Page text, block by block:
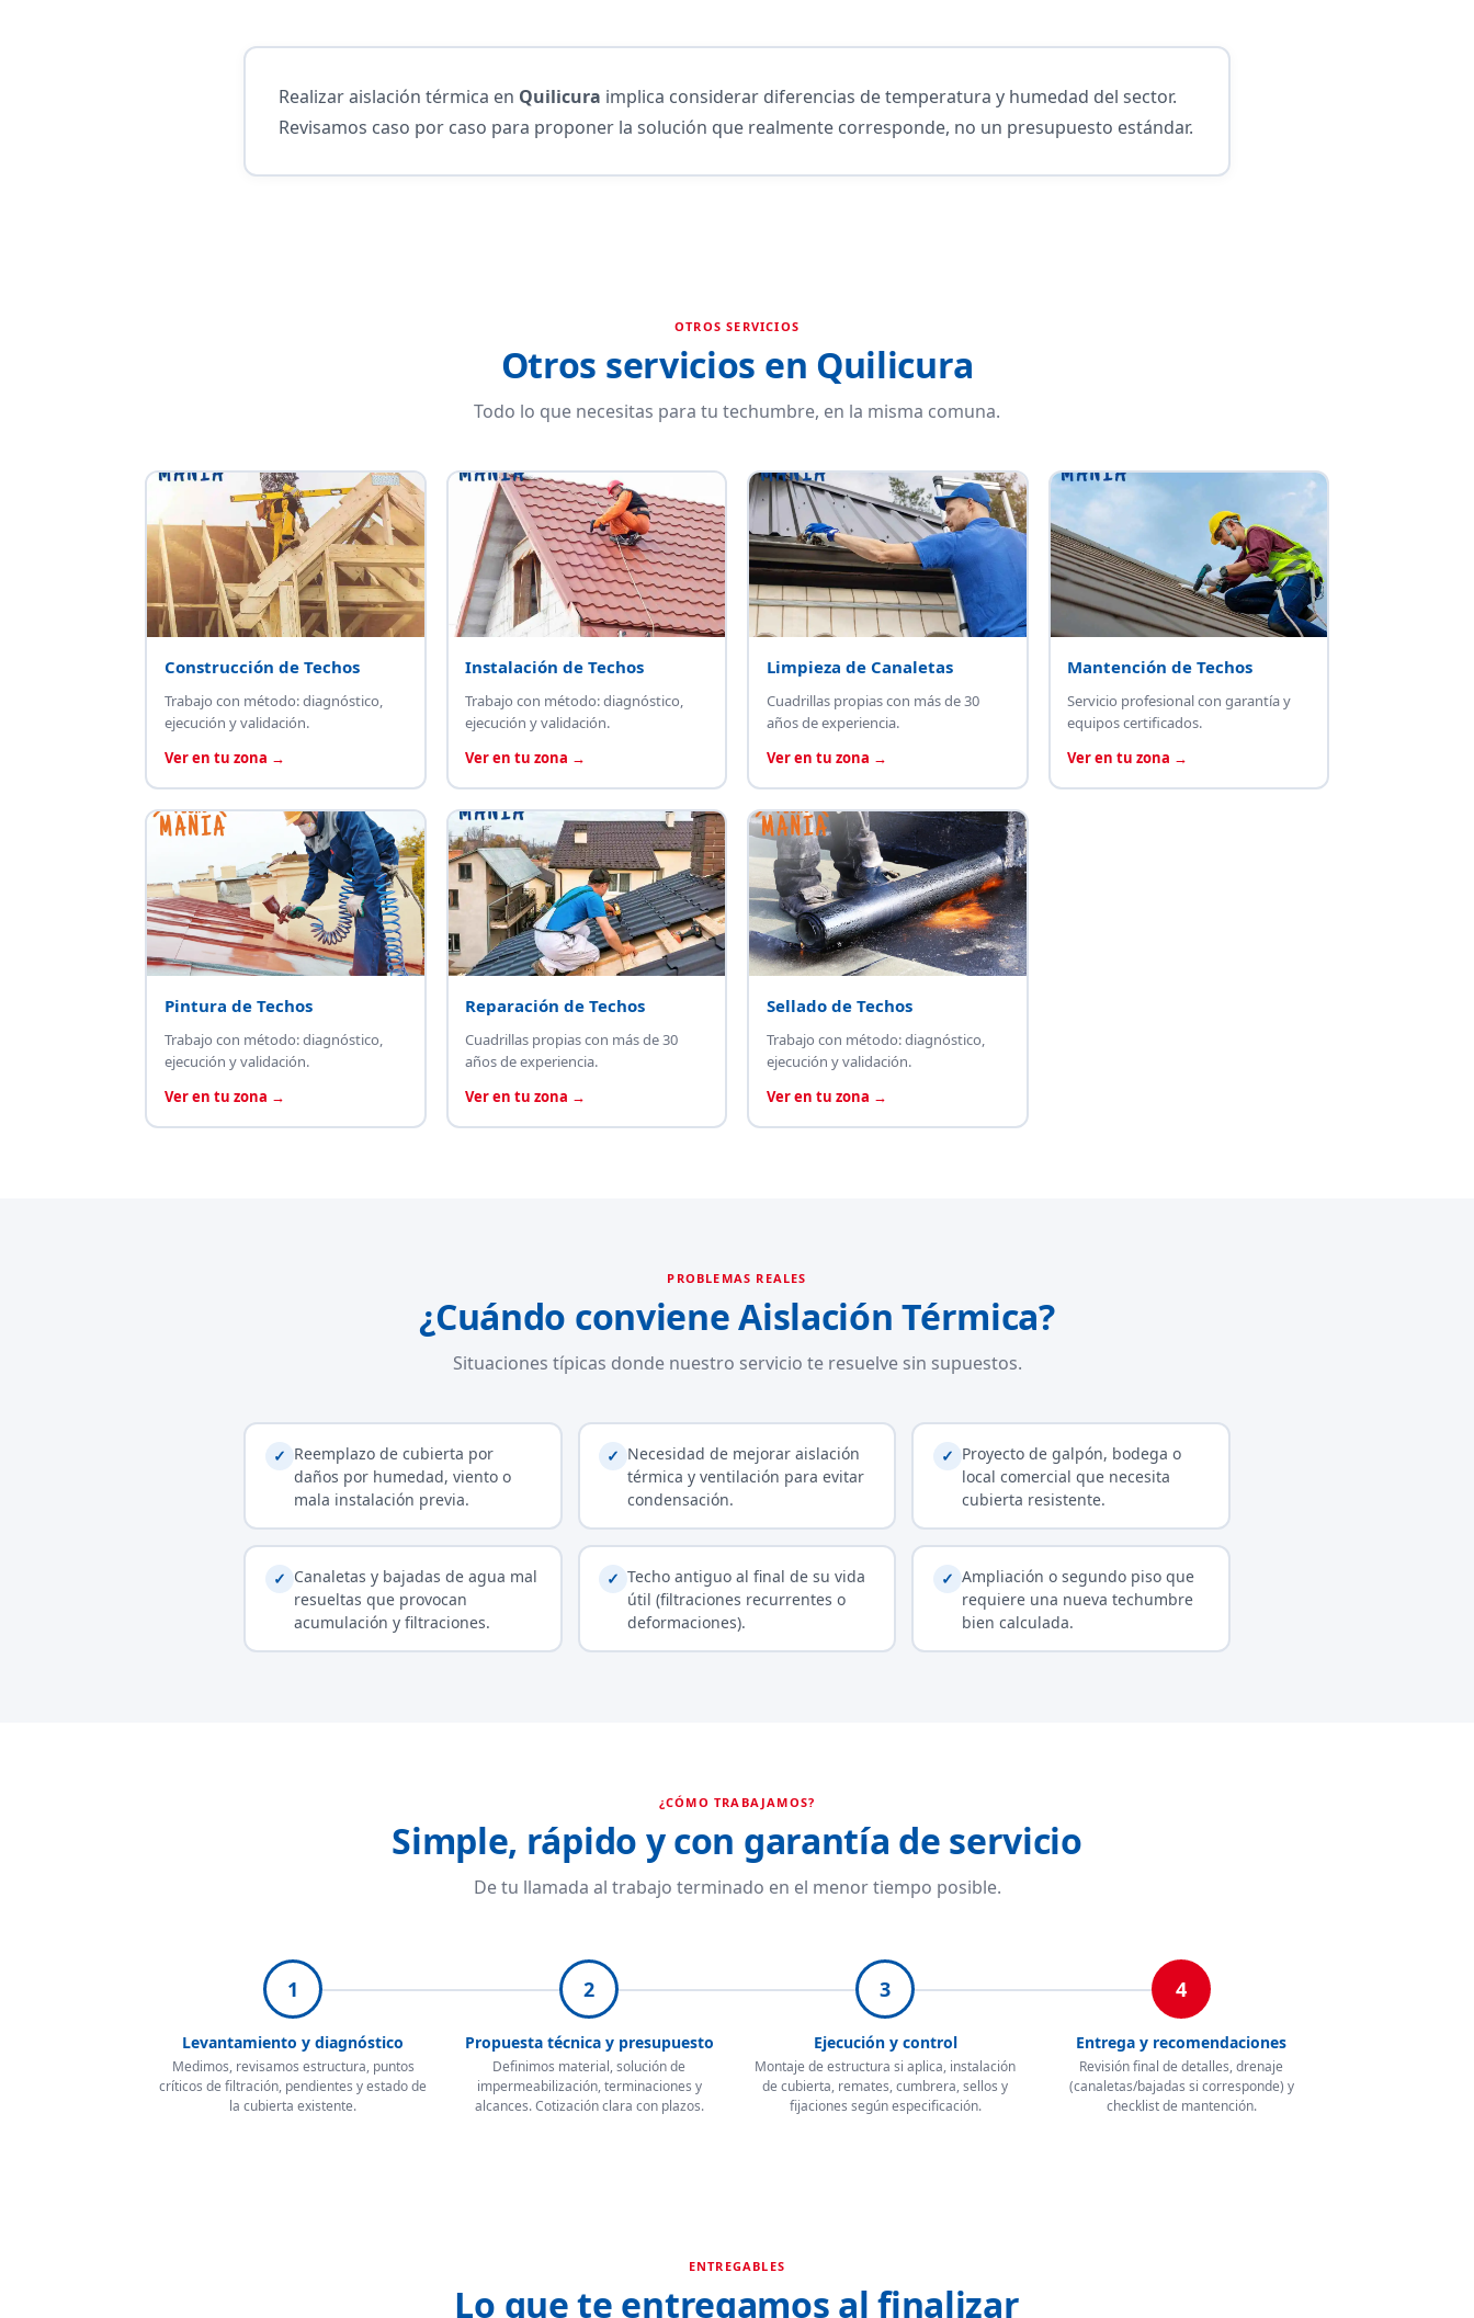
Realizar aislación térmica en Quilicura implica considerar diferencias de temperatura y humedad del sector.
Revisamos caso por caso para proponer la solución que realmente corresponde, no un presupuesto estándar.
OTROS SERVICIOS
Otros servicios en Quilicura
Todo lo que necesitas para tu techumbre, en la misma comuna.
Construcción de Techos
Trabajo con método: diagnóstico,
ejecución y validación.
Ver en tu zona →
Instalación de Techos
Trabajo con método: diagnóstico,
ejecución y validación.
Ver en tu zona →
Limpieza de Canaletas
Cuadrillas propias con más de 30
años de experiencia.
Ver en tu zona →
Mantención de Techos
Servicio profesional con garantía y
equipos certificados.
Ver en tu zona →
Pintura de Techos
Trabajo con método: diagnóstico,
ejecución y validación.
Ver en tu zona →
Reparación de Techos
Cuadrillas propias con más de 30
años de experiencia.
Ver en tu zona →
Sellado de Techos
Trabajo con método: diagnóstico,
ejecución y validación.
Ver en tu zona →
PROBLEMAS REALES
¿Cuándo conviene Aislación Térmica?
Situaciones típicas donde nuestro servicio te resuelve sin supuestos.
✓ Reemplazo de cubierta por
daños por humedad, viento o
mala instalación previa.
✓ Necesidad de mejorar aislación
térmica y ventilación para evitar
condensación.
✓ Proyecto de galpón, bodega o
local comercial que necesita
cubierta resistente.
✓ Canaletas y bajadas de agua mal
resueltas que provocan
acumulación y filtraciones.
✓ Techo antiguo al final de su vida
útil (filtraciones recurrentes o
deformaciones).
✓ Ampliación o segundo piso que
requiere una nueva techumbre
bien calculada.
¿CÓMO TRABAJAMOS?
Simple, rápido y con garantía de servicio
De tu llamada al trabajo terminado en el menor tiempo posible.
1
Levantamiento y diagnóstico
Medimos, revisamos estructura, puntos
críticos de filtración, pendientes y estado de
la cubierta existente.
2
Propuesta técnica y presupuesto
Definimos material, solución de
impermeabilización, terminaciones y
alcances. Cotización clara con plazos.
3
Ejecución y control
Montaje de estructura si aplica, instalación
de cubierta, remates, cumbrera, sellos y
fijaciones según especificación.
4
Entrega y recomendaciones
Revisión final de detalles, drenaje
(canaletas/bajadas si corresponde) y
checklist de mantención.
ENTREGABLES
Lo que te entregamos al finalizar